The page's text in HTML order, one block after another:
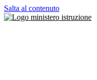
Salta al contenuto